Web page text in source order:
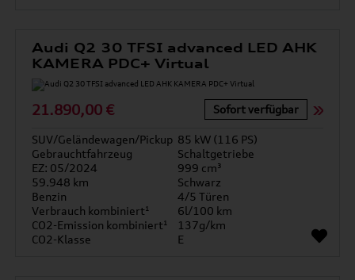
Audi Q2 30 TFSI advanced LED AHK
KAMERA PDC+ Virtual
21.890,00 € Sofort verfügbar
SUV/Geländewagen/Pickup 85 kW (116 PS)
Gebrauchtfahrzeug
Schaltgetriebe
EZ: 05/2024
999 cm³
59.948 km
Schwarz
Benzin
4/5 Türen
Verbrauch kombiniert¹
6l/100 km
CO2-Emission kombiniert¹
137g/km
CO2-Klasse
E